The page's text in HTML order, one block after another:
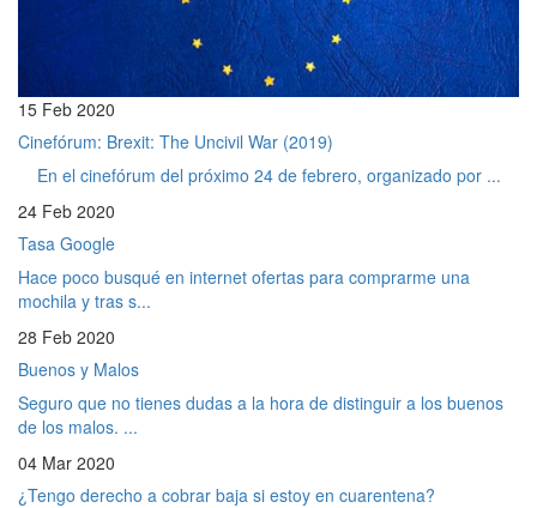
15 Feb 2020
Cinefórum: Brexit: The Uncivil War (2019)
En el cinefórum del próximo 24 de febrero, organizado por ...
24 Feb 2020
Tasa Google
Hace poco busqué en internet ofertas para comprarme una
mochila y tras s...
28 Feb 2020
Buenos y Malos
Seguro que no tienes dudas a la hora de distinguir a los buenos
de los malos. ...
04 Mar 2020
¿Tengo derecho a cobrar baja si estoy en cuarentena?